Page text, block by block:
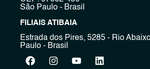
São Paulo - Brasil
FILIAIS ATIBAIA
Estrada dos Pires, 5285 - Rio
Paulo - Brasil